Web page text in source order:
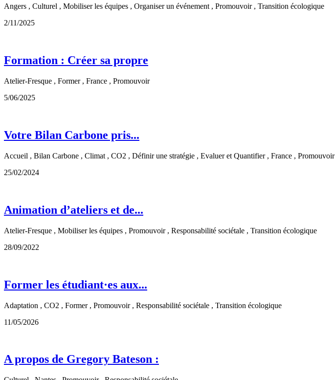
Angers , Culturel , Mobiliser les équipes , Organiser un événement , Promouvoir , Transition écologique
2/11/2025
Formation : Créer sa propre
Atelier-Fresque , Former , France , Promouvoir
5/06/2025
Votre Bilan Carbone pris...
Accueil , Bilan Carbone , Climat , CO2 , Définir une stratégie , Evaluer et Quantifier , France , Promouvoir
25/02/2024
Animation d’ateliers et de...
Atelier-Fresque , Mobiliser les équipes , Promouvoir , Responsabilité sociétale , Transition écologique
28/09/2022
Former les étudiant·es aux...
Adaptation , CO2 , Former , Promouvoir , Responsabilité sociétale , Transition écologique
11/05/2026
A propos de Gregory Bateson :